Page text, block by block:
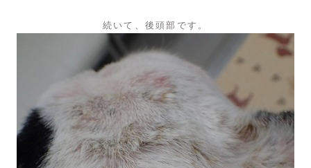
続いて、後頭部です。